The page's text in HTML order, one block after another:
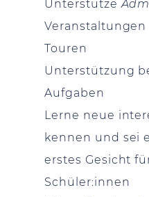
Unterstütze
Touren
Unterstützung
Aufgaben
Lerne neue
kennen und sei
erstes Gesicht
Schüler:innen